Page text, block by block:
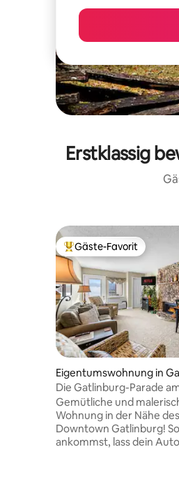
Erstklassig
Beliebter Gäste-Favorit.
Gäste-Favorit
Eigentumswohnung in
nburg
Die Gatlinburg-Parade
an unserem Standort!
Gemütliche und
Wohnung in der Nähe
Downtown Gatlinburg!
ankommst, lass dein